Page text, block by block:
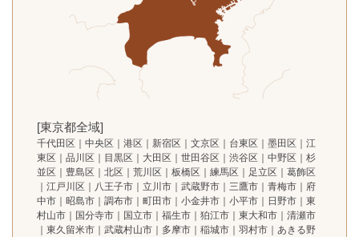
[東京都全域]
千代田区｜中央区｜港区｜新宿区｜文京区｜台東区｜墨田区｜江
東区｜品川区｜目黒区｜大田区｜世田谷区｜渋谷区｜中野区｜杉
並区｜豊島区｜北区｜荒川区｜板橋区｜練馬区｜足立区｜葛飾区
｜江戸川区｜八王子市｜立川市｜武蔵野市｜三鷹市｜青梅市｜府
中市｜昭島市｜調布市｜町田市｜小金井市｜小平市｜日野市｜東
村山市｜国分寺市｜国立市｜福生市｜狛江市｜東大和市｜清瀬市
｜東久留米市｜武蔵村山市｜多摩市｜稲城市｜羽村市｜あきる野